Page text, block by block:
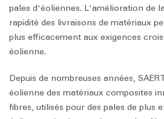
pales d'éoliennes. L'amélioration de
rapidité des livraisons de matériaux
plus efficacement aux exigences
éolienne.
Depuis de nombreuses années,
éolienne des matériaux composites
fibres, utilisés pour des pales de plus